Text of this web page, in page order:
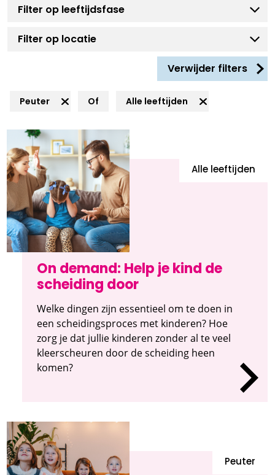
Verwijder filters
Peuter Of Alle leeftijden
On demand: Help je kind de
scheiding door
Alle leeftijden
Welke dingen zijn essentieel om te doen in
een scheidingsproces met kinderen? Hoe
zorg je dat jullie kinderen zonder al te veel
kleerscheuren door de scheiding heen
komen?
Peuter